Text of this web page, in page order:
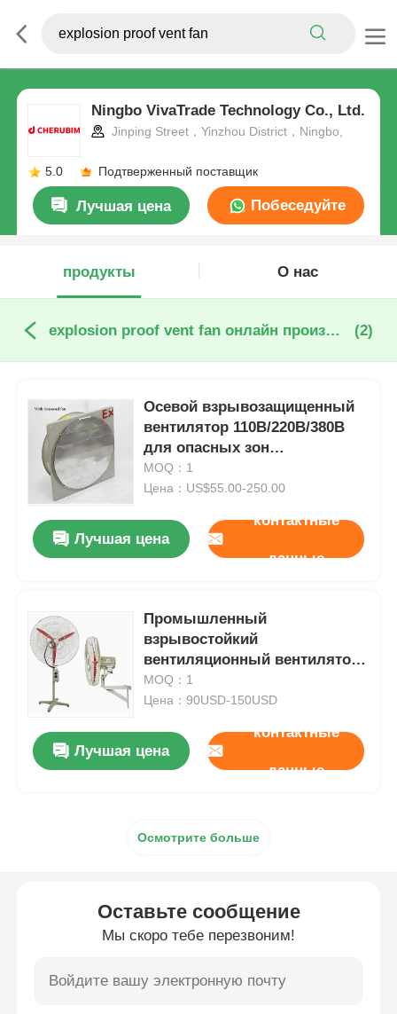
Ningbo VivaTrade Technology Co., Ltd.
Jinping Street，Yinzhou District，Ningbo,
5.0 Подтверженный поставщик
Лучшая цена Побеседуйте
продукты
О нас
explosion proof vent fan онлайн производство (2)
Осевой взрывозащищенный
вентилятор 110В/220В/380В
для опасных зон
нефтегазовой
промышленности
MOQ：1
Цена：US$55.00-250.00
Лучшая цена
контактные
данные
Промышленный
взрывостойкий
вентиляционный вентилятор
для установки на стену / пол
MOQ：1
Цена：90USD-150USD
Лучшая цена
контактные
данные
Осмотрите больше
Оставьте сообщение
Мы скоро тебе перезвоним!